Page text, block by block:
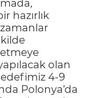
hazırlık
olan
4-9
Polonya’da